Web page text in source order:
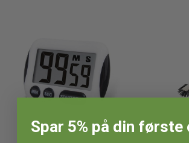
Spar 5% på din første